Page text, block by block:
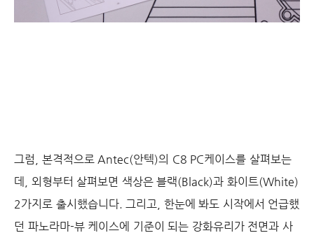
그럼, 본격적으로 Antec(안텍)의 C8 PC케이스를 살펴보는
데, 외형부터 살펴보면 색상은 블랙(Black)과 화이트(White)
2가지로 출시했습니다. 그리고, 한눈에 봐도 시작에서 언급했
던 파노라마-뷰 케이스에 기준이 되는 강화유리가 전면과 사